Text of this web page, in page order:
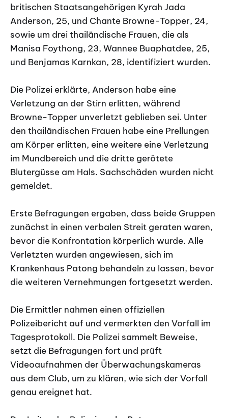
britischen Staatsangehörigen Kyrah Jada
Anderson, 25, und Chante Browne-Topper, 24,
sowie um drei thailändische Frauen, die als
Manisa Foythong, 23, Wannee Buaphatdee, 25,
und Benjamas Karnkan, 28, identifiziert wurden.
Die Polizei erklärte, Anderson habe eine
Verletzung an der Stirn erlitten, während
Browne-Topper unverletzt geblieben sei. Unter
den thailändischen Frauen habe eine Prellungen
am Körper erlitten, eine weitere eine Verletzung
im Mundbereich und die dritte gerötete
Blutergüsse am Hals. Sachschäden wurden nicht
gemeldet.
Erste Befragungen ergaben, dass beide Gruppen
zunächst in einen verbalen Streit geraten waren,
bevor die Konfrontation körperlich wurde. Alle
Verletzten wurden angewiesen, sich im
Krankenhaus Patong behandeln zu lassen, bevor
die weiteren Vernehmungen fortgesetzt werden.
Die Ermittler nahmen einen offiziellen
Polizeibericht auf und vermerkten den Vorfall im
Tagesprotokoll. Die Polizei sammelt Beweise,
setzt die Befragungen fort und prüft
Videoaufnahmen der Überwachungskameras
aus dem Club, um zu klären, wie sich der Vorfall
genau ereignet hat.